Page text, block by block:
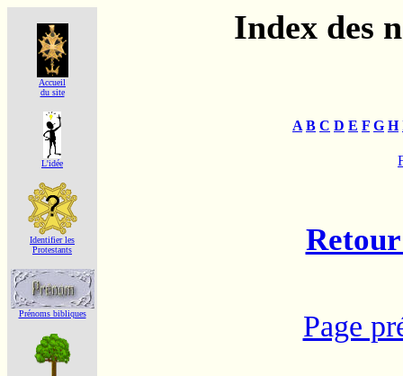
Accueil
du site
L'idée
Identifier les
Protestants
Prénoms bibliques
Index des
A B C D E F G H
Page